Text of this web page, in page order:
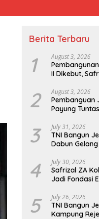
Berita Terbaru
1 August 3, 2026
II Dikebut,
2 August 3, 2026
Pembanguan
Payung
3 July 31, 2026
TNI Bangun
Dabun Gelang
4 July 30, 2026
Safrizal ZA
Jadi Fondasi
5 July 26, 2026
TNI Bangun
Kampung